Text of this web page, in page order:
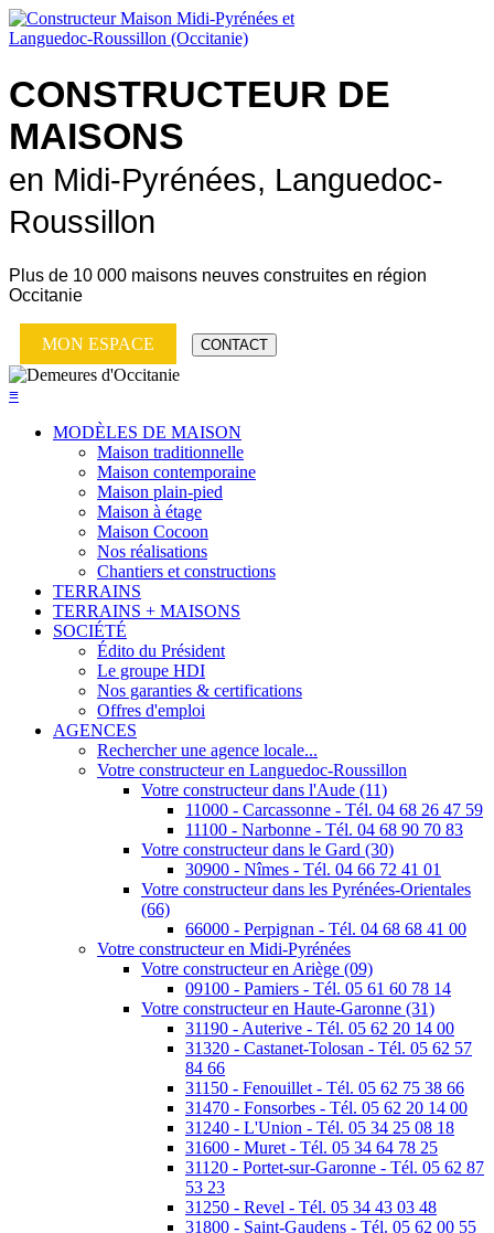
CONSTRUCTEUR DE
MAISONS
en Midi-Pyrénées, Languedoc-
Roussillon
Plus de 10 000 maisons neuves construites en région
Occitanie
MON ESPACE CONTACT
≡
MODÈLES DE MAISON
Maison traditionnelle
Maison contemporaine
Maison plain-pied
Maison à étage
Maison Cocoon
Nos réalisations
Chantiers et constructions
TERRAINS
TERRAINS + MAISONS
SOCIÉTÉ
Édito du Président
Le groupe HDI
Nos garanties & certifications
Offres d'emploi
AGENCES
Rechercher une agence locale...
Votre constructeur en Languedoc-Roussillon
Votre constructeur dans l'Aude (11)
11000 - Carcassonne - Tél. 04 68 26 47 59
11100 - Narbonne - Tél. 04 68 90 70 83
Votre constructeur dans le Gard (30)
30900 - Nîmes - Tél. 04 66 72 41 01
Votre constructeur dans les Pyrénées-Orientales
(66)
66000 - Perpignan - Tél. 04 68 68 41 00
Votre constructeur en Midi-Pyrénées
Votre constructeur en Ariège (09)
09100 - Pamiers - Tél. 05 61 60 78 14
Votre constructeur en Haute-Garonne (31)
31190 - Auterive - Tél. 05 62 20 14 00
31320 - Castanet-Tolosan - Tél. 05 62 57
84 66
31150 - Fenouillet - Tél. 05 62 75 38 66
31470 - Fonsorbes - Tél. 05 62 20 14 00
31240 - L'Union - Tél. 05 34 25 08 18
31600 - Muret - Tél. 05 34 64 78 25
31120 - Portet-sur-Garonne - Tél. 05 62 87
53 23
31250 - Revel - Tél. 05 34 43 03 48
31800 - Saint-Gaudens - Tél. 05 62 00 55